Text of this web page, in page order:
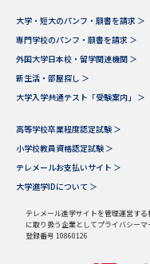
大学・短大のパンフ・願書を請求 ＞
専門学校のパンフ・願書を請求 ＞
外国大学日本校・留学関連機関 ＞
新生活・部屋探し ＞
大学入学共通テスト「受験案内」 ＞
高等学校卒業程度認定試験 ＞
小学校教員資格認定試験 ＞
テレメールお支払いサイト ＞
大学進学IDについて ＞
テレメール進学サイトを管理運営す
に取り扱う企業としてプライバシーマ
登録番号 10860126